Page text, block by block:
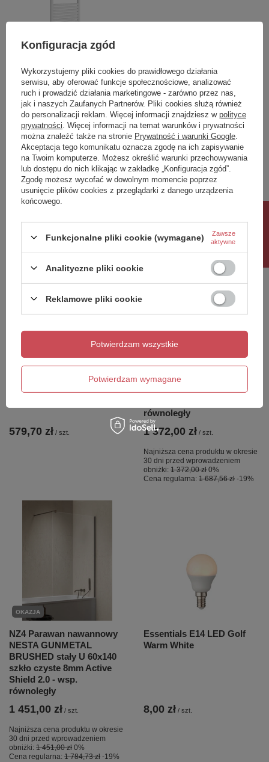
TONDI-E grzejnik
elektryczny 450x1330 mm,
500 W, biały
843,60 zł / szt.
Polecamy
ICONIC bateria bidetowa
podtynkowa ze słuchawką
bidetową i wężem, chrom
579,70 zł / szt.
NZ4 Parawan nawannowy
NESTA GUNMETAL
BRUSHED stały U 50x140
szkło czyste 8mm Active
równoległy
1 372,00 zł / szt.
Najniższa cena produktu w okresie
30 dni przed wprowadzeniem
obniżki: 1 372,00 zł 0%
Cena regularna: 1 687,56 zł -19%
OKAZJA
NZ4 Parawan nawannowy
NESTA GUNMETAL
BRUSHED stały U 60x140
szkło czyste 8mm Active
Shield 2.0 - wsp.
równoległy
1 451,00 zł / szt.
Najniższa cena produktu w okresie
30 dni przed wprowadzeniem
obniżki: 1 451,00 zł 0%
Cena regularna: 1 784,73 zł -19%
Essentials E14 LED Golf
Warm White
8,00 zł / szt.
Konfiguracja zgód
Wykorzystujemy pliki cookies do prawidłowego działania
serwisu, aby oferować funkcje społecznościowe, analizować
ruch i prowadzić działania marketingowe - zarówno przez nas,
jak i naszych Zaufanych Partnerów. Pliki cookies służą również
do personalizacji reklam. Więcej informacji znajdziesz w polityce
prywatności . Więcej informacji na temat warunków i prywatności
można znaleźć także na stronie Prywatność i warunki Google
Akceptacja tego komunikatu oznacza zgodę na ich zapisywanie
na Twoim komputerze. Możesz określić warunki przechowywania
lub dostępu do nich klikając w zakładkę „Konfiguracja zgód”.
Zgodę możesz wycofać w dowolnym momencie poprzez
usunięcie plików cookies z przeglądarki z danego urządzenia
końcowego.
Funkcjonalne pliki cookie (wymagane)
Zawsze
aktywne
Analityczne pliki cookie
Reklamowe pliki cookie
Potwierdzam wymagane
Potwierdzam wszystkie